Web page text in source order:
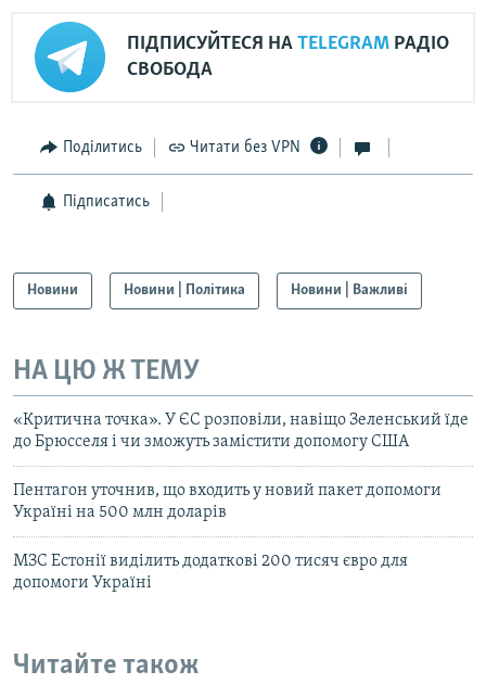
ПІДПИСУЙТЕСЯ НА TELEGRAM РАДІО
СВОБОДА
Поділитись Читати без VPN
Підписатись
Новини Новини | Політика Новини | Важливі
НА ЦЮ Ж ТЕМУ
«Критична точка». У ЄС розповіли, навіщо Зеленський їде
до Брюсселя і чи зможуть замістити допомогу США
Пентагон уточнив, що входить у новий пакет допомоги
Україні на 500 млн доларів
МЗС Естонії виділить додаткові 200 тисяч євро для
допомоги Україні
Читайте також